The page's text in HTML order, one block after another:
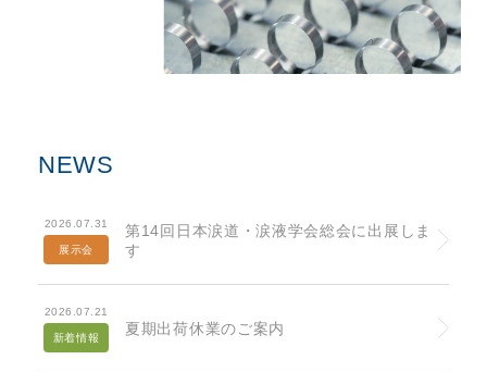
NEWS
2026.07.31
展示会
第14回日本涙道・涙液学会総会に出展しま
す
2026.07.21
新着情報
夏期出荷休業のご案内